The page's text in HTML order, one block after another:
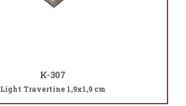
K-307
Light Travertine 1,9x1,9 cm